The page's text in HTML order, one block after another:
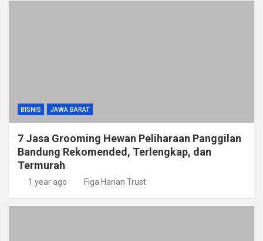
BISNIS JAWA BARAT
7 Jasa Grooming Hewan Peliharaan Panggilan
Bandung Rekomended, Terlengkap, dan
Termurah
1 year ago Figa Harian Trust